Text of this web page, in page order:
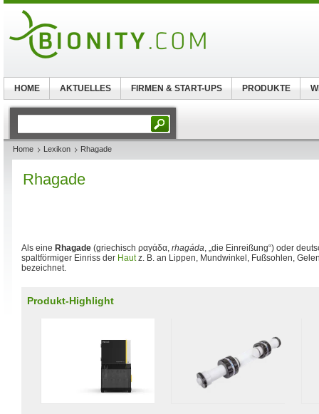
Home Lexikon Rhagade
Rhagade
Als eine Rhagade (griechisch ραγάδα, rhagáda, „die Einreißung“) oder
spaltförmiger Einriss der Hautz. B. an Lippen, Mundwinkel, Fußsohlen,
bezeichnet.
Produkt-Highlight
HOME AKTUELLES FIRMEN & START-UPS PRODUKTE